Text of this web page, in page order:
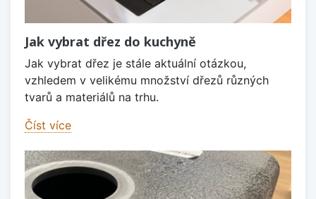
Jak vybrat dřez do kuchyně
Jak vybrat dřez je stále aktuální otázkou,
vzhledem v velikému množství dřezů různých
tvarů a materiálů na trhu.
Číst více